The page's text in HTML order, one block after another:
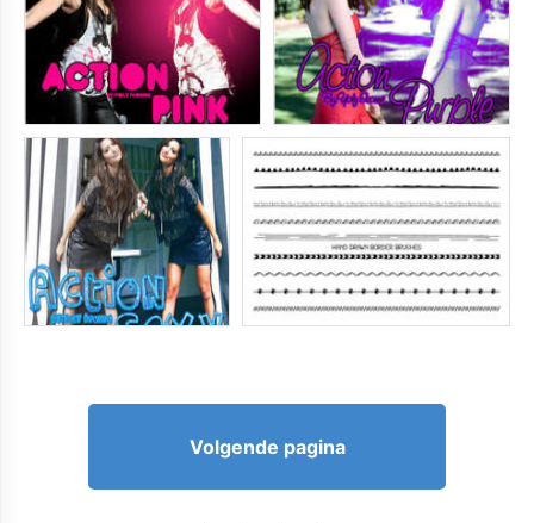
Volgende pagina